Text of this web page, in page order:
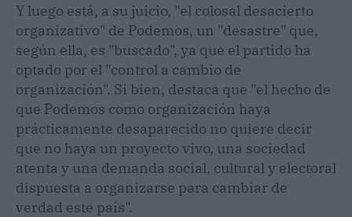
Y luego está, a su juicio, "el colosal desacierto
organizativo" de Podemos, un "desastre" que,
según ella, es "buscado", ya que el partido ha
optado por el "control a cambio de
organización". Si bien, destaca que "el hecho de
que Podemos como organización haya
prácticamente desaparecido no quiere decir
que no haya un proyecto vivo, una sociedad
atenta y una demanda social, cultural y electoral
dispuesta a organizarse para cambiar de
verdad este país".